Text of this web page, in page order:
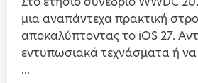
μια αναπάντεχα πρακτική
αποκαλύπτοντας το iOS 27.
εντυπωσιακά τεχνάσματα ή να
...